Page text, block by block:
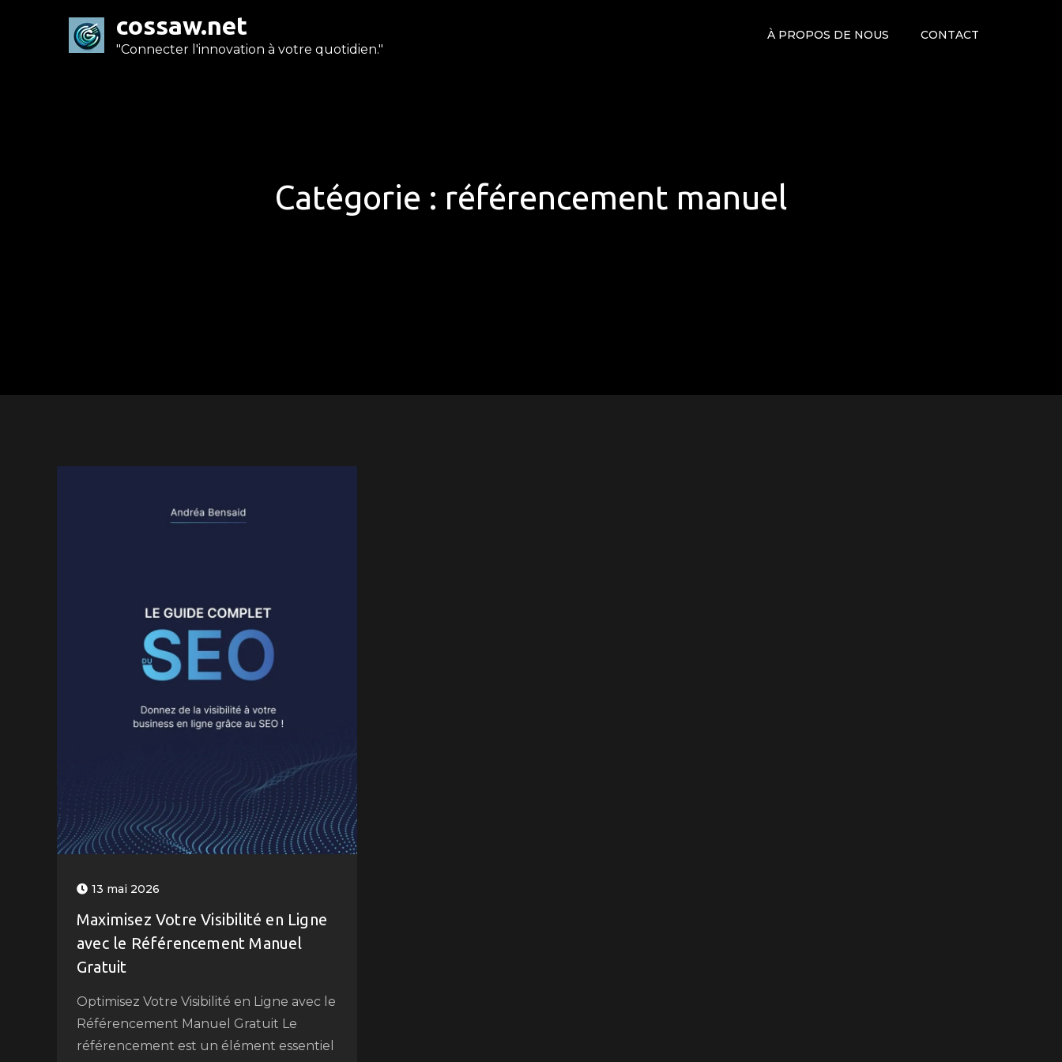
cossaw.net
"Connecter l'innovation à votre quotidien."
À PROPOS DE NOUS CONTACT
Catégorie : référencement manuel
13 mai 2026
Maximisez Votre Visibilité en Ligne
avec le Référencement Manuel
Gratuit
Optimisez Votre Visibilité en Ligne avec le
Référencement Manuel Gratuit Le
référencement est un élément essentiel